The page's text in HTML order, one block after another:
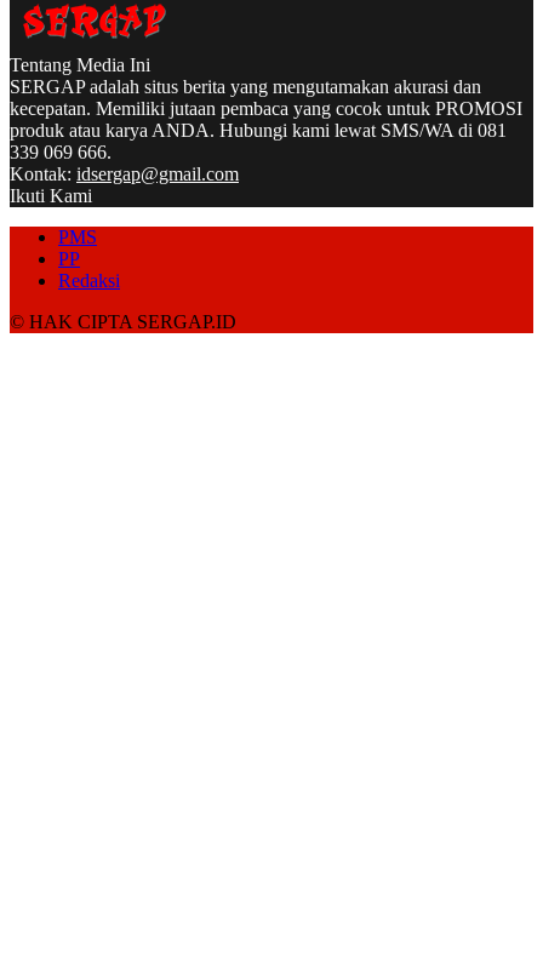
Tentang Media Ini
SERGAP adalah situs berita yang mengutamakan akurasi dan
kecepatan. Memiliki jutaan pembaca yang cocok untuk PROMOSI
produk atau karya ANDA. Hubungi kami lewat SMS/WA di 081
339 069 666.
Kontak: idsergap@gmail.com
Ikuti Kami
PMS
PP
Redaksi
© HAK CIPTA SERGAP.ID